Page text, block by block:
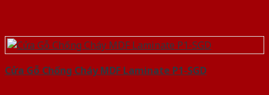
Cửa Gỗ Chống Cháy MDF Laminate P1-SGD